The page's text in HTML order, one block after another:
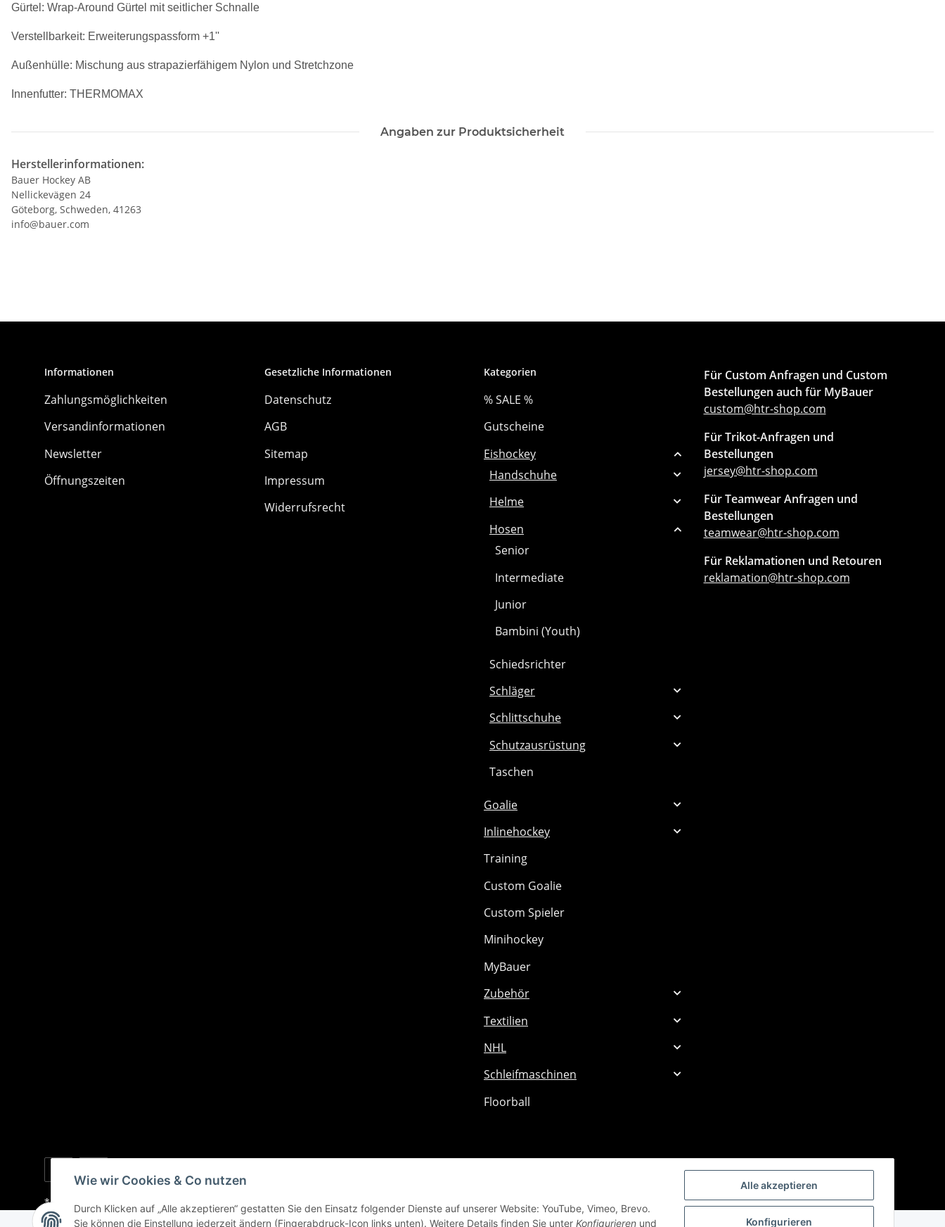
Alle akzeptieren
Konfigurieren
Wie wir Cookies & Co nutzen
Durch Klicken auf „Alle akzeptieren“ gestatten Sie den Einsatz folgender Dienste auf unserer Website: YouTube, Vimeo, Brevo.
Sie können die Einstellung jederzeit ändern (Fingerabdruck-Icon links unten). Weitere Details finden Sie unter Konfigurieren und
Gürtel: Wrap-Around Gürtel mit seitlicher Schnalle
Verstellbarkeit: Erweiterungspassform +1''
Außenhülle: Mischung aus strapazierfähigem Nylon und Stretchzone
Innenfutter: THERMOMAX
Angaben zur Produktsicherheit
Herstellerinformationen:
Bauer Hockey AB
Nellickevägen 24
Göteborg, Schweden, 41263
info@bauer.com
Informationen
Zahlungsmöglichkeiten
Versandinformationen
Newsletter
Öffnungszeiten
Gesetzliche Informationen
Datenschutz
AGB
Sitemap
Impressum
Widerrufsrecht
Kategorien
% SALE %
Gutscheine
Eishockey
Handschuhe
Helme
Hosen
Senior
Intermediate
Junior
Bambini (Youth)
Schiedsrichter
Schläger
Schlittschuhe
Schutzausrüstung
Taschen
Goalie
Inlinehockey
Training
Custom Goalie
Custom Spieler
Minihockey
MyBauer
Zubehör
Textilien
NHL
Schleifmaschinen
Floorball
Für Custom Anfragen und Custom
Bestellungen auch für MyBauer
custom@htr-shop.com
Für Trikot-Anfragen und
Bestellungen
jersey@htr-shop.com
Für Teamwear Anfragen und
Bestellungen
teamwear@htr-shop.com
Für Reklamationen und Retouren
reklamation@htr-shop.com
* Alle Preise inkl. gesetzlicher USt., zzgl. Versand